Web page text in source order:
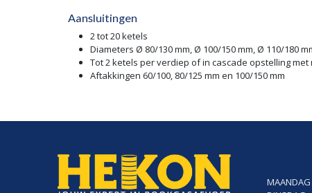
Aansluitingen
2 tot 20 ketels
Diameters Ø 80/130 mm, Ø 100/150 mm, Ø 110/180
Tot 2 ketels per verdiep of in cascade opstelling
Aftakkingen 60/100, 80/125 mm en 100/150 mm
MAANDAG